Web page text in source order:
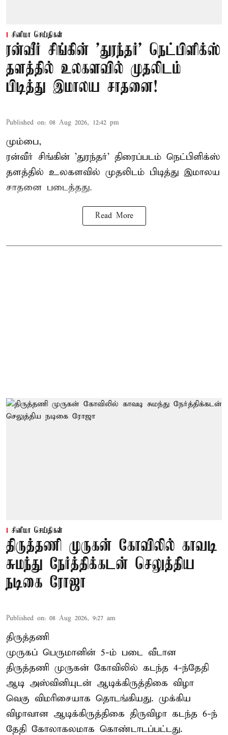
சினிமா செய்திகள்
ரன்வீர் சிங்கின் 'துரந்தர்' நெட்பிளிக்ஸ்
தளத்தில் உலகளவில் முதலிடம்
பிடித்து இமாலய சாதனை!
Published on: 08 Aug 2026, 12:42 pm
மும்பை,
ரன்வீர் சிங்கின் 'துரந்தர்' திரைப்படம் நெட்பிளிக்ஸ்
தளத்தில் உலகளவில் முதலிடம் பிடித்து இமாலய
சாதனை படைத்தது.
Read More
சினிமா செய்திகள்
திருத்தணி முருகன் கோவிலில் காவடி
சுமந்து நேர்த்திக்கடன் செலுத்திய
நடிகை ரோஜா
Published on: 08 Aug 2026, 9:27 am
திருத்தணி
முருகப் பெருமானின் 5-ம் படை வீடான
திருத்தணி முருகன் கோவிலில் கடந்த 4-ந்தேதி
ஆடி அஸ்வினியுடன் ஆடிக்கிருத்திகை விழா
வெகு விமரிசையாக தொடங்கியது. முக்கிய
விழாவான ஆடிக்கிருத்திகை திருவிழா கடந்த 6-ந்
தேதி கோலாகலமாக கொண்டாடப்பட்டது.